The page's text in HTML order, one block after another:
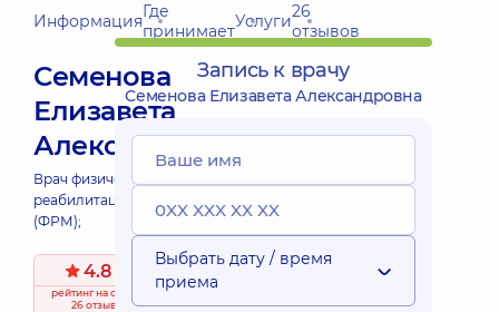
ИнформацияГде
принимаетУслуги26
отзывов
Семенова
Елизавета
Александровна
Врач физической и
реабилитационной медицины
(ФРМ);
4.8
рейтингна основе
26 отзывов
Запись к врачу
Семенова Елизавета Александровна
Выбрать дату / время
приема